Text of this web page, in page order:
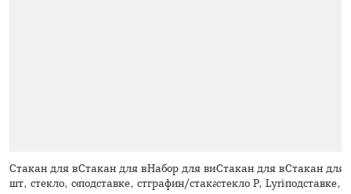
Стакан для виски, 10 см, 380 мл, 2
шт, стекло, серый, Nocturne
Стакан для виски, 10 см, 280 мл, на
подставке, стекло Р/бамбук, Lyric
Набор для виски, 2 перс, 3 пр,
графин/стаканы, стекло Р, Lyric
Стакан для виски, 300
стекло Р, Lyric
Стакан для
подставке,